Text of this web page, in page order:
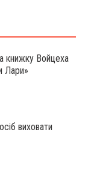
книжку Войцеха
Лари»
виховати